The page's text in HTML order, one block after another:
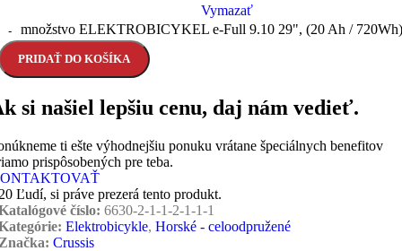
Vymazať
množstvo ELEKTROBICYKEL e-Full 9.10 29", (20 Ah / 720Wh)
PRIDAŤ DO KOŠÍKA
si našiel lepšiu cenu, daj nám vedieť.
ti ešte výhodnejšiu ponuku vrátane špeciálnych benefitov
prispôsobených pre teba.
Ľudí, si práve prezerá tento produkt.
číslo: 6630-2-1-1-2-1-1-1
Elektrobicykle, Horské - celoodpružené
Crussis